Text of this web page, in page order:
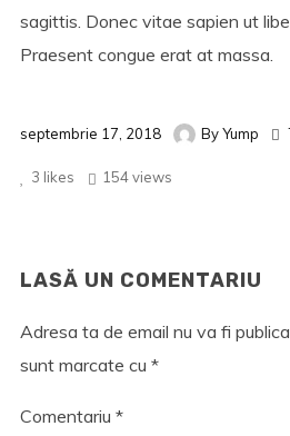
sagittis. Donec vitae sapien ut
Praesent congue erat at massa.
septembrie 17, 2018 ByYump
3 likes 154 views
LASĂ UN COMENTARIU
Adresa ta de email nu va fi
sunt marcate cu *
Comentariu *